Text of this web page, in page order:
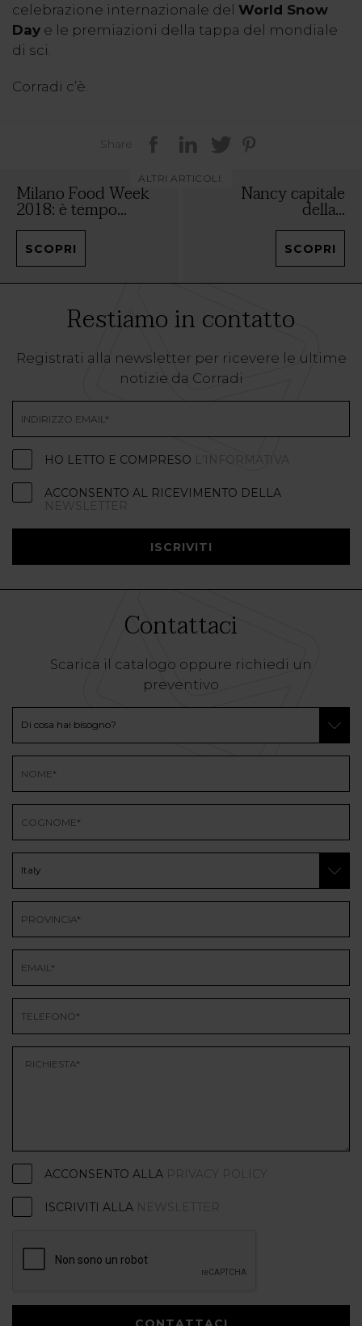
celebrazione internazionale del World Snow
Day e le premiazioni della tappa del mondiale
di sci.
Corradi c’è.
Share
ALTRI ARTICOLI:
Milano Food Week
2018: è tempo...
SCOPRI
Nancy capitale
della...
SCOPRI
Restiamo in contatto
Registrati alla newsletter per ricevere le ultime
notizie da Corradi
HO LETTO E COMPRESO L'INFORMATIVA
ACCONSENTO AL RICEVIMENTO DELLA
NEWSLETTER
ISCRIVITI
Contattaci
Scarica il catalogo oppure richiedi un
preventivo
ACCONSENTO ALLA PRIVACY POLICY
ISCRIVITI ALLA NEWSLETTER